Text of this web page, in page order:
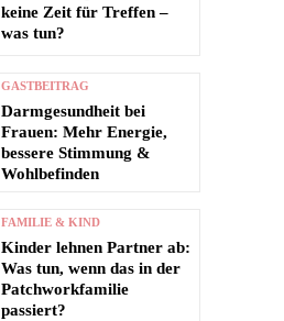
keine Zeit für Treffen –
was tun?
GASTBEITRAG
Darmgesundheit bei
Frauen: Mehr Energie,
bessere Stimmung &
Wohlbefinden
FAMILIE & KIND
Kinder lehnen Partner ab:
Was tun, wenn das in der
Patchworkfamilie
passiert?